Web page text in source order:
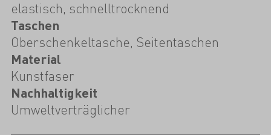
elastisch, schnelltrocknend
Taschen
Oberschenkeltasche, Seitentaschen
Material
Kunstfaser
Nachhaltigkeit
Umweltverträglicher